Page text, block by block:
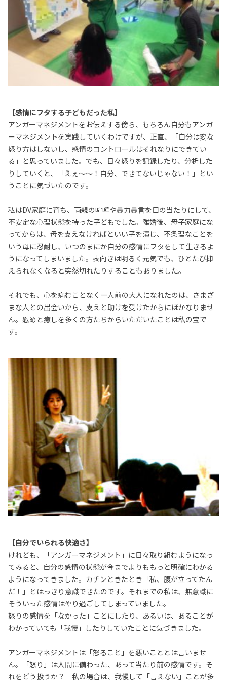
【感情にフタする子どもだった私】
アンガーマネジメントをお伝えする傍ら、もちろん自分もアンガ
ーマネジメントを実践していくわけですが、正直、「自分は変な
怒り方はしないし、感情のコントロールはそれなりにできてい
る」と思っていました。でも、日々怒りを記録したり、分析した
りしていくと、「えぇ～～！自分、できてないじゃない！」とい
うことに気づいたのです。
私はDV家庭に育ち、両親の喧嘩や暴力暴言を目の当たりにして、
不安定な心理状態を持った子どもでした。離婚後、母子家庭にな
ってからは、母を支えなければといい子を演じ、不条理なことを
いう母に忍耐し、いつのまにか自分の感情にフタをして生きるよ
うになってしまいました。表向きは明るく元気でも、ひとたび抑
えられなくなると突然切れたりすることもありました。
それでも、心を病むことなく一人前の大人になれたのは、さまざ
まな人との出会いから、支えと助けを受けたからにほかなりませ
ん。慰めと癒しを多くの方たちからいただいたことは私の宝で
す。
【自分でいられる快適さ】
けれども、「アンガーマネジメント」に日々取り組むようになっ
てみると、自分の感情の状態が今までよりももっと明確にわかる
ようになってきました。カチンときたとき「私、腹が立ってたん
だ！」とはっきり意識できたのです。それまでの私は、無意識に
そういった感情はやり過ごしてしまっていました。
怒りの感情を「なかった」ことにしたり、あるいは、あることが
わかっていても「我慢」したりしていたことに気づきました。
アンガーマネジメントは「怒ること」を悪いこととは言いませ
ん。「怒り」は人間に備わった、あって当たり前の感情です。そ
れをどう扱うか？ 私の場合は、我慢して「言えない」ことが多